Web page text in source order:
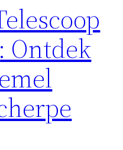
Ontdek